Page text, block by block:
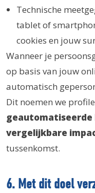
Technische
tablet of
cookies en jouw
Wanneer je
op basis van jouw
automatisch
Dit noemen we
geautomatiseerde
vergelijkbare
tussenkomst.
6. Met dit doel